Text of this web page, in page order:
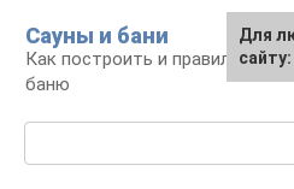
контенту
Сауны и бани
Как построить и правильно
баню
Для